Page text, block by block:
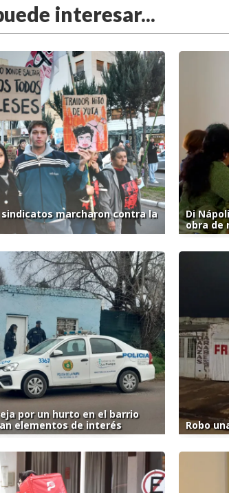
interesar...
sindicatos marcharon contra la
Di
obra de
por un hurto en el barrio
elementos de interés
Robo